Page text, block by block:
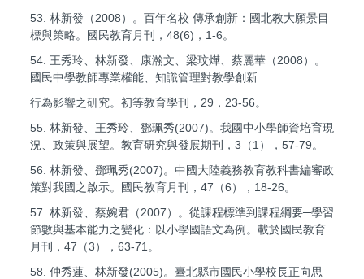
53. 林新發（2008）。百年名校 傳承創新：國北教大願景目
標與策略。國民教育月刊，48(6)，1-6。
54. 王秀玲、林新發、康瀚文、梁玟燁、蔡麗華（2008）。
國民中學教師專業權能、知識管理對教學創新
行為影響之研究。初等教育學刊，29，23-56。
55. 林新發、王秀玲、鄧珮秀(2007)。我國中小學師資培育現
況、政策與展望。教育研究與發展期刊，3（1），57-79。
56. 林新發、鄧珮秀(2007)。中國大陸義務教育教科書編審政
策對我國之啟示。國民教育月刊，47（6），18-26。
57. 林新發、蔡婉君（2007）。從課程標準到課程綱要─學習
節數與基本能力之變化：以小學國語文為例。載於國民教育
月刊，47（3），63-71。
58. 仲秀蓮、林新發(2005)。臺北縣市國民小學校長正向思